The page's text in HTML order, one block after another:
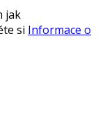
jak
si Informace o